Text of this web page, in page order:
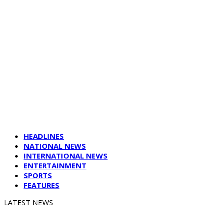
HEADLINES
NATIONAL NEWS
INTERNATIONAL NEWS
ENTERTAINMENT
SPORTS
FEATURES
LATEST NEWS